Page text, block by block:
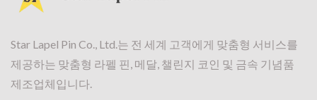
Star Lapel Pin Co., Ltd.는 전 세계 고객에게 맞춤형 서비스를
제공하는 맞춤형 라펠 핀, 메달, 챌린지 코인 및 금속 기념품
제조업체입니다.